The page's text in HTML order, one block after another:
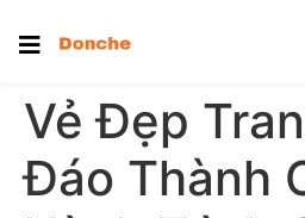
Vẻ Đẹp
Đáo Thành